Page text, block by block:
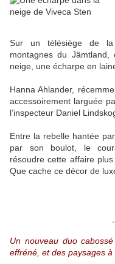
Sur un télésiège de la
montagnes du
neige, une écharpe en
Hanna Ahlander,
accessoirement larguée
l’inspecteur Daniel
Entre la rebelle hantée
par son boulot, le
résoudre cette affaire
Que cache ce décor de
Un nouveau duo
effréné, et des paysages